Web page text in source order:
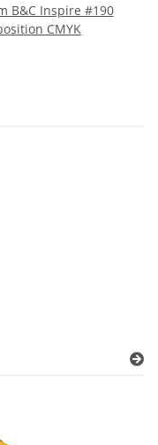
B&C Inspire #190
CMYK